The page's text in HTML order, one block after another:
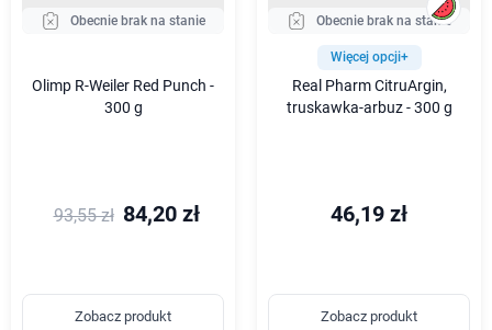
Obecnie brak na stanie
Olimp R-Weiler Red Punch -
300 g
93,55 zł 84,20 zł
Zobacz produkt
Obecnie brak na stanie
Więcej opcji+
Real Pharm CitruArgin,
truskawka-arbuz - 300 g
46,19 zł
Zobacz produkt